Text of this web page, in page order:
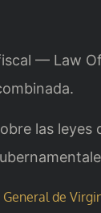
— Law
las leyes
General de